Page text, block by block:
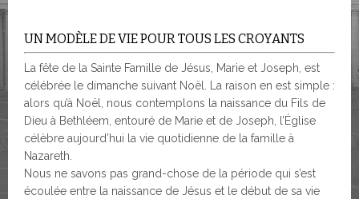
UN MODÈLE DE VIE POUR TOUS LES CROYANTS
La fête de la Sainte Famille de Jésus, Marie et Joseph, est
célébrée le dimanche suivant Noël. La raison en est simple :
alors qu’à Noël, nous contemplons la naissance du Fils de
Dieu à Bethléem, entouré de Marie et de Joseph, l’Église
célèbre aujourd’hui la vie quotidienne de la famille à
Nazareth.
Nous ne savons pas grand-chose de la période qui s’est
écoulée entre la naissance de Jésus et le début de sa vie